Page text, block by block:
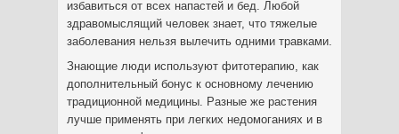
избавиться от всех напастей и бед. Любой
здравомыслящий человек знает, что тяжелые
заболевания нельзя вылечить одними травками.
Знающие люди используют фитотерапию, как
дополнительный бонус к основному лечению
традиционной медицины. Разные же растения
лучше применять при легких недомоганиях и в